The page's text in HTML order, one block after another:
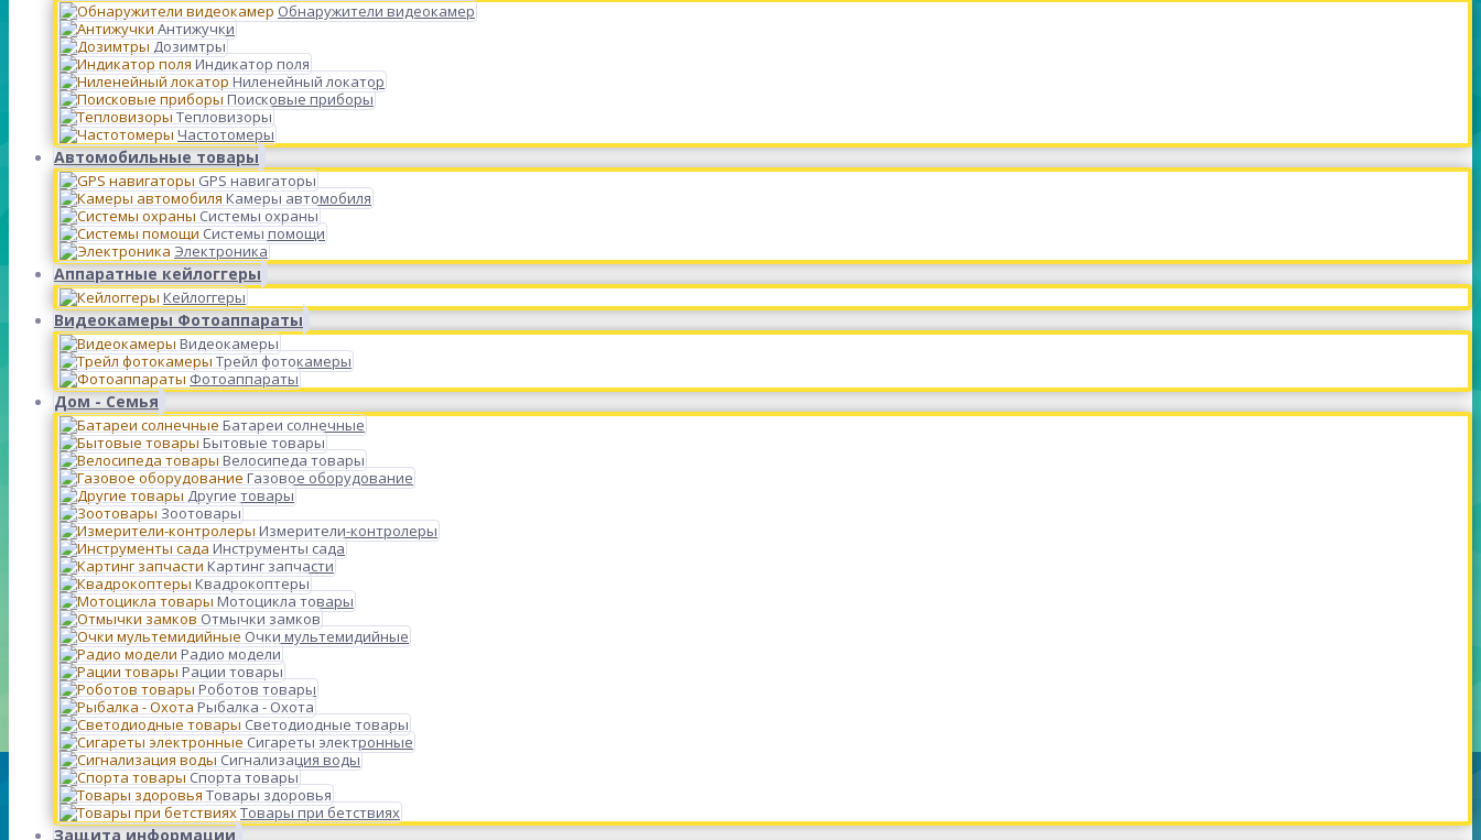
Обнаружители видеокамер
Антижучки
Дозимтры
Индикатор поля
Ниленейный локатор
Поисковые приборы
Тепловизоры
Частотомеры
Автомобильные товары
GPS навигаторы
Камеры автомобиля
Системы охраны
Системы помощи
Электроника
Аппаратные кейлоггеры
Кейлоггеры
Видеокамеры Фотоаппараты
Видеокамеры
Трейл фотокамеры
Фотоаппараты
Дом - Семья
Батареи солнечные
Бытовые товары
Велосипеда товары
Газовое оборудование
Другие товары
Зоотовары
Измерители-контролеры
Инструменты сада
Картинг запчасти
Квадрокоптеры
Мотоцикла товары
Отмычки замков
Очки мультемидийные
Радио модели
Рации товары
Роботов товары
Рыбалка - Охота
Светодиодные товары
Сигареты электронные
Сигнализация воды
Спорта товары
Товары здоровья
Товары при бетствиях
Защита информации